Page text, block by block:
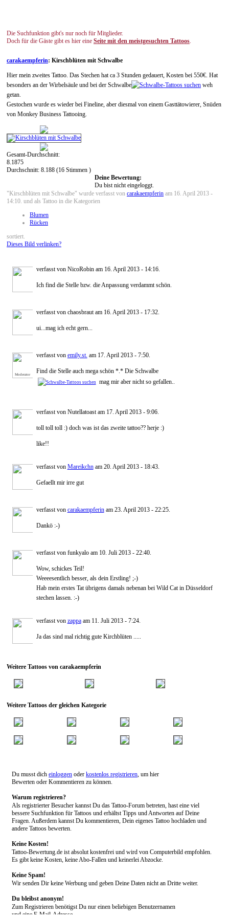
Die Suchfunktion gibt's nur noch für Mitglieder.
Doch für die Gäste gibt es hier eine Seite mit den meistgesuchten Tattoos.
carakaempferin: Kirschblüten mit Schwalbe
Hier mein zweites Tattoo. Das Stechen hat ca 3 Stunden gedauert, Kosten bei 550€. Hat
besonders an der Wirbelsäule und bei der Schwalbe
weh
getan.
Gestochen wurde es wieder bei Fineline, aber diesmal von einem Gasttätowierer, Snüden
von Monkey Business Tattooing.
Gesamt-Durchschnitt:
8.1875
Durchschnitt: 8.188 (16 Stimmen )
Deine Bewertung:
Du bist nicht eingeloggt.
"Kirschblüten mit Schwalbe" wurde verfasst von carakaempferin am 16. April 2013 -
14:10. und als Tattoo in die Kategorien
Blumen
Rücken
sortiert.
Dieses Bild verlinken?
verfasst von NicoRobin am 16. April 2013 - 14:16.
Ich find die Stelle bzw. die Anpassung verdammt schön.
verfasst von chaosbraut am 16. April 2013 - 17:32.
ui...mag ich echt gern...
Moderator
verfasst von emily.st. am 17. April 2013 - 7:50.
Find die Stelle auch mega schön *.* Die Schwalbe
mag mir aber nicht so gefallen..
verfasst von Nutellatoast am 17. April 2013 - 9:06.
toll toll toll :) doch was ist das zweite tattoo?? herje :)
like!!
verfasst von Mareikchnam 20. April 2013 - 18:43.
Gefaellt mir irre gut
verfasst von carakaempferinam 23. April 2013 - 22:25.
Dankö :-)
verfasst von funkyalo am 10. Juli 2013 - 22:40.
Wow, schickes Teil!
Weeeesentlich besser, als dein Erstling! ;-)
Hab mein erstes Tat übrigens damals nebenan bei Wild Cat in Düsseldorf
stechen lassen. :-)
verfasst von zappaam 11. Juli 2013 - 7:24.
Ja das sind mal richtig gute Kirchblüten .....
Weitere Tattoos von carakaempferin
Weitere Tattoos der gleichen Kategorie
Du musst dich einloggen oder kostenlos registrieren, um hier
Bewerten oder Kommentieren zu können.
Warum registrieren?
Als registrierter Besucher kannst Du das Tattoo-Forum betreten, hast eine viel
bessere Suchfunktion für Tattoos und erhältst Tipps und Antworten auf Deine
Fragen. Außerdem kannst Du kommentieren, Dein eigenes Tattoo hochladen und
andere Tattoos bewerten.
Keine Kosten!
Tattoo-Bewertung.de ist absolut kostenfrei und wird von Computerbild empfohlen.
Es gibt keine Kosten, keine Abo-Fallen und keinerlei Abzocke.
Keine Spam!
Wir senden Dir keine Werbung und geben Deine Daten nicht an Dritte weiter.
Du bleibst anonym!
Zum Registrieren benötigst Du nur einen beliebigen Benutzernamen
und eine E-Mail-Adresse.